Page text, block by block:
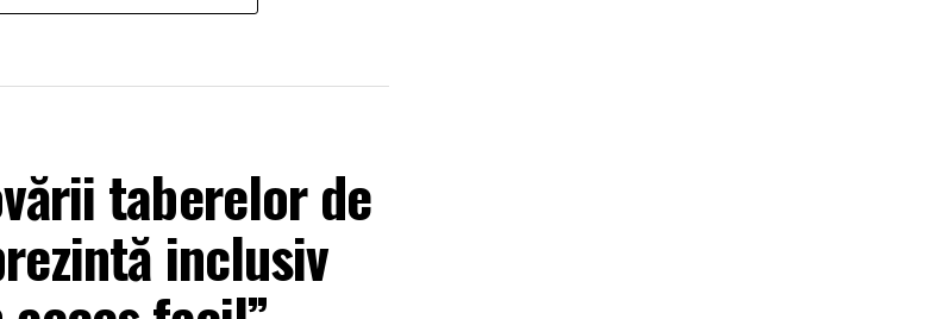
taberelor de
inclusiv